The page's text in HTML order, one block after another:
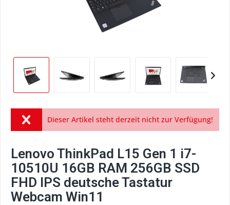
Dieser Artikel steht derzeit nicht zur Verfügung!
Lenovo ThinkPad L15 Gen 1 i7-
10510U 16GB RAM 256GB SSD
FHD IPS deutsche Tastatur
Webcam Win11